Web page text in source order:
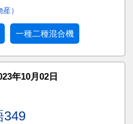
）
一種二種混合機
年10月02日
349